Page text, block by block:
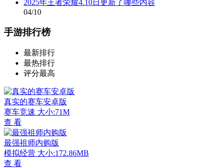
2025年王者荣耀4.10日更新了哪些内容
04/10
手游排行榜
最新排行
最热排行
评分最高
真实的赛车安卓版
赛车竞速 大小:71M
查 看
最强祖师内购版
模拟经营 大小:172.86MB
查 看